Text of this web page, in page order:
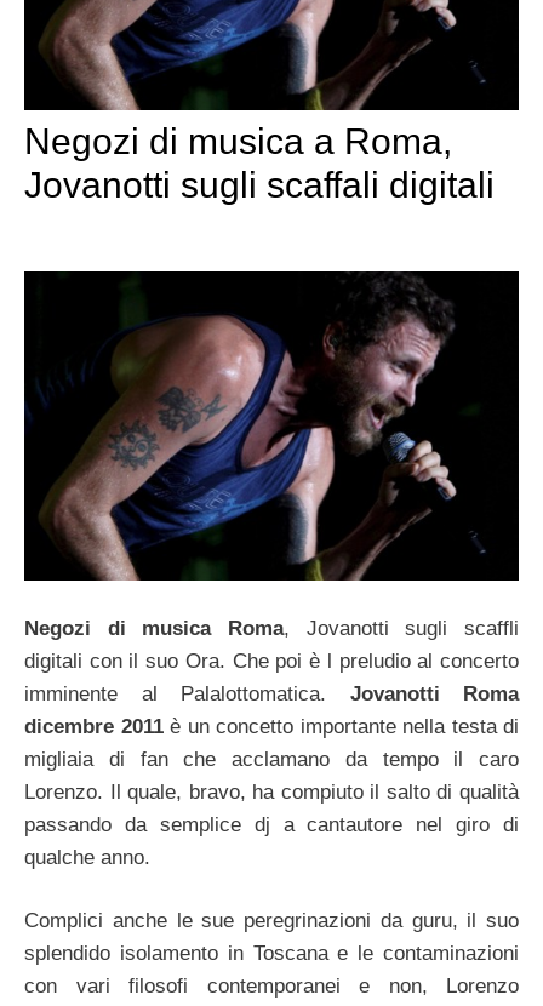
Negozi di musica a Roma,
Jovanotti sugli scaffali digitali
Negozi di musica Roma, Jovanotti sugli scaffli
digitali con il suo Ora. Che poi è l preludio al concerto
imminente al Palalottomatica. Jovanotti Roma
dicembre 2011è un concetto importante nella testa di
migliaia di fan che acclamano da tempo il caro
Lorenzo. Il quale, bravo, ha compiuto il salto di qualità
passando da semplice dj a cantautore nel giro di
qualche anno.
Complici anche le sue peregrinazioni da guru, il suo
splendido isolamento in Toscana e le contaminazioni
con vari filosofi contemporanei e non, Lorenzo